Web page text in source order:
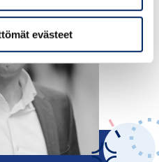
evästeet